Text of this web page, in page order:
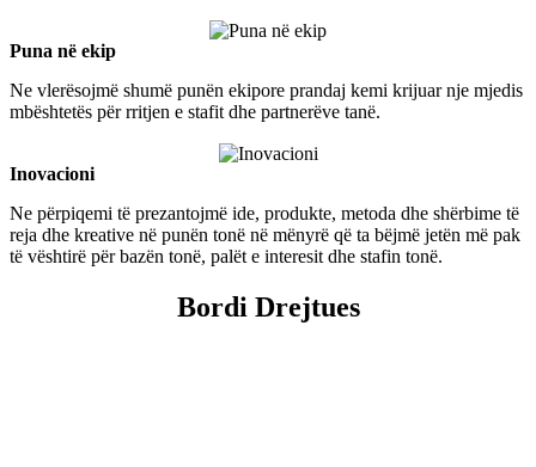
Puna në ekip
Ne vlerësojmë shumë punën ekipore prandaj kemi krijuar nje mjedis
mbështetës për rritjen e stafit dhe partnerëve tanë.
Inovacioni
Ne përpiqemi të prezantojmë ide, produkte, metoda dhe shërbime të
reja dhe kreative në punën tonë në mënyrë që ta bëjmë jetën më pak
të vështirë për bazën tonë, palët e interesit dhe stafin tonë.
Bordi Drejtues